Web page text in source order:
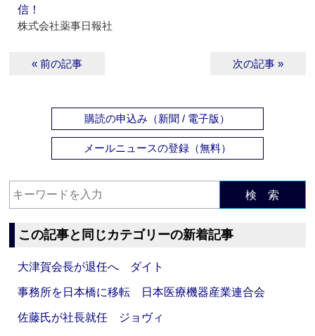
信！
株式会社薬事日報社
« 前の記事 次の記事 »
購読の申込み（新聞 / 電子版）
メールニュースの登録（無料）
検 索
この記事と同じカテゴリーの新着記事
大津賀会長が退任へ ダイト
事務所を日本橋に移転 日本医療機器産業連合会
佐藤氏が社長就任 ジョヴィ